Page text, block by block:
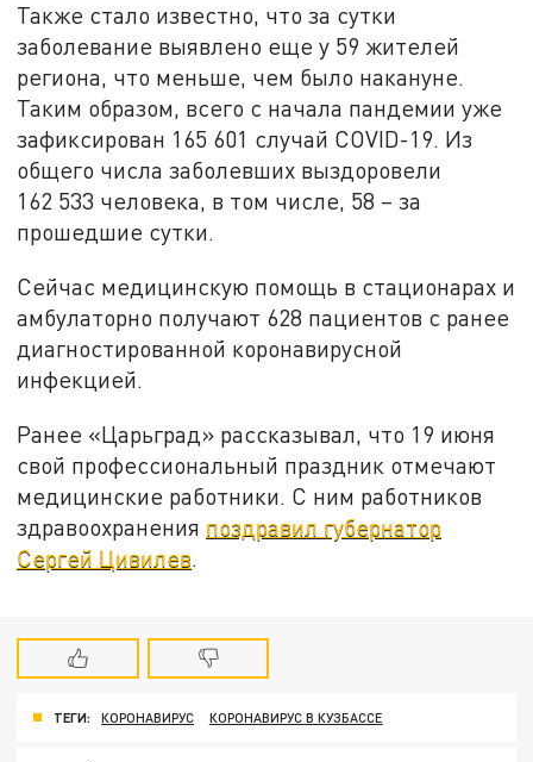
Также стало известно, что за сутки
заболевание выявлено еще у 59 жителей
региона, что меньше, чем было накануне.
Таким образом, всего с начала пандемии уже
зафиксирован 165 601 случай COVID-19. Из
общего числа заболевших выздоровели
162 533 человека, в том числе, 58 – за
прошедшие сутки.
Сейчас медицинскую помощь в стационарах и
амбулаторно получают 628 пациентов с ранее
диагностированной коронавирусной
инфекцией.
Ранее «Царьград» рассказывал, что 19 июня
свой профессиональный праздник отмечают
медицинские работники. С ним работников
здравоохранения поздравил губернатор
Сергей Цивилев
ТЕГИ: КОРОНАВИРУС КОРОНАВИРУС В КУЗБАССЕ